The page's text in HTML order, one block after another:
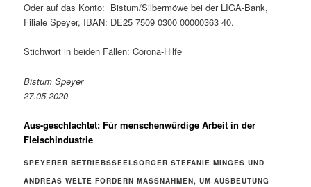
Oder auf das Konto: Bistum/Silbermöwe bei der LIGA-Bank,
Filiale Speyer, IBAN: DE25 7509 0300 00000363 40.
Stichwort in beiden Fällen: Corona-Hilfe
Bistum Speyer
27.05.2020
Aus-geschlachtet: Für menschenwürdige Arbeit in der
Fleischindustrie
SPEYERER BETRIEBSSEELSORGER STEFANIE MINGES UND
ANDREAS WELTE FORDERN MASSNAHMEN, UM AUSBEUTUNG V